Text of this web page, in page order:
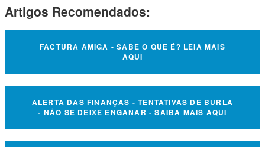
Artigos Recomendados:
FACTURA AMIGA - SABE O QUE É? LEIA MAIS
AQUI
ALERTA DAS FINANÇAS - TENTATIVAS DE BURLA
- NÃO SE DEIXE ENGANAR - SAIBA MAIS AQUI